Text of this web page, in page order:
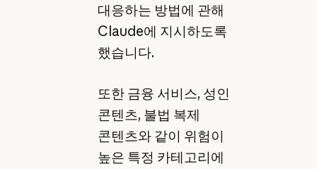
대응하는 방법에 관해
Claude에 지시하도록
했습니다.
또한 금융 서비스, 성인
콘텐츠, 불법 복제
콘텐츠와 같이 위험이
높은 특정 카테고리에